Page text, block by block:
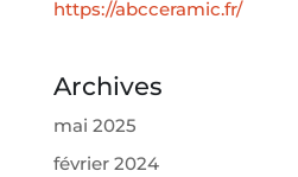
https://abcceramic.fr/
Archives
mai 2025
février 2024